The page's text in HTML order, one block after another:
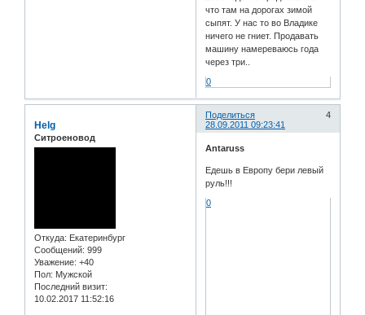
что там на дорогах зимой
сыпят. У нас то во Владике
ничего не гниет. Продавать
машину намереваюсь года
через три..
0
Поделиться
4
28.09.2011 09:23:41
Helg
Ситроеновод
Откуда: Екатеринбург
Сообщений: 999
Уважение: +40
Пол: Мужской
Последний визит:
10.02.2017 11:52:16
Antaruss
Едешь в Европу бери левый
руль!!!
0